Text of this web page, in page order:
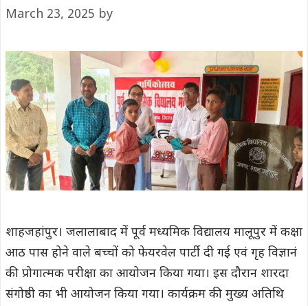
March 23, 2025 by
शाहजहांपुर। जलालाबाद में पूर्व मध्यमिक विद्यालय मालूपुर में कक्षा
आठ पास होने वाले बच्चों को फेयरवेल पार्टी दी गई एवं गृह विज्ञानं
की प्रोगात्मक परीक्षा का आयोजन किया गया। इस दौरान शारदा
संगोष्ठी का भी आयोजन किया गया। कार्यक्रम की मुख्य अतिथि